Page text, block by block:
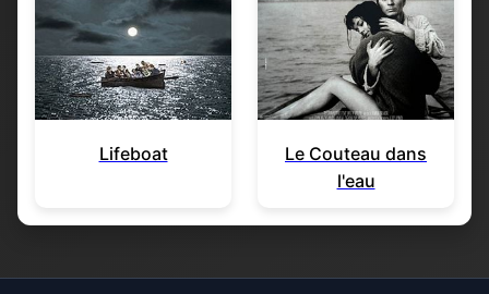
Lifeboat
Le Couteau dans
l'eau